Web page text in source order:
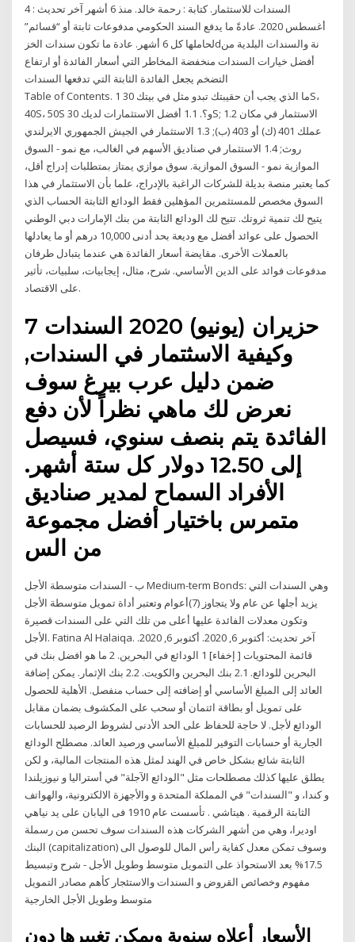
السندات للاستثمار. كتابة : رحمة خالد. منذ 6 أشهر آخر تحديث : 4
أغسطس 2020. عادةً ما يدفع السند الحكومي مدفوعات ثابتة أو “قسائم”
لحاملها كل 6 أشهر. عادة ما تكون سندات الخزdنة والسندات البلدية من
أفضل خيارات السندات منخفضة المخاطر التي أسعار الفائدة أو ارتفاع
التضخم يجعل الفائدة الثابتة التي تدفعها السندات
Table of Contents. 1 ما الذي يجب أن حقيبتك تبدو مثل في بيتك 30S،
40S، 50S و؟. 1.1 أفضل الاستثمارات لديك 30S; 1.2 الاستثمار في مكان
عملك 401 (ك) أو 403 (ب); 1.3 الاستثمار في الجيش الجمهوري الايرلندي
روث; 1.4 الاستثمار في صناديق الأسهم في الغالب، مع نمو - السوق
الموازية نمو - السوق الموازية. سوق موازي يمتاز بمتطلبات إدراج أقل،
كما يعتبر منصة بديلة للشركات الراغبة بالإدراج، علما بأن الاستثمار في هذا
السوق مخصص للمستثمرين المؤهلين فقط الودائع الثابتة الحساب الذي
يتيح لك تنمية ثروتك. تتيح لك الودائع الثابتة من بنك الإمارات دبي الوطني
الحصول على عوائد أفضل مع وديعة بحد أدنى 10,000 درهم أو ما يعادلها
بالعملات الأخرى. مقايضة أسعار الفائدة هي عندما يتبادل طرفان
مدفوعات فوائد على الدين الأساسي. شرح، مثال، إيجابيات، سلبيات، تأثير
على الاقتصاد.
7 حزيران (يونيو) 2020 السندات
وكيفية الاسثتمار في السندات,
ضمن دليل عرب بيرغ سوف
نعرض لك ماهي نظراً لأن دفع
الفائدة يتم بنصف سنوي، فسيصل
إلى 12.50 دولار كل ستة أشهر.
الأفراد السماح لمدير صناديق
متمرس باختيار أفضل مجموعة
من الس
ب - السندات متوسطة الأجل Medium-term Bonds: وهي السندات التي
يزيد أجلها عن عام ولا يتجاوز (7)أعوام وتعتبر أداة تمويل متوسطة الأجل
وتكون معدلات الفائدة عليها أعلى من تلك التي على السندات قصيرة
الأجل. Fatina Al Halaiqa. آخر تحديث: أكتوبر 6, 2020. أكتوبر 6, 2020.
قائمة المحتويات [ إخفاء] 1 الودائع في البحرين. 2 ما هو افضل بنك في
البحرين للودائع. 2.1 بنك البحرين والكويت. 2.2 بنك الإثمار. يمكن إضافة
العائد إلى المبلغ الأساسي أو إضافته إلى حساب منفصل. الأهلية للحصول
على تمويل أو بطاقة ائتمان أو سحب على المكشوف بضمان مقابل
الودائع لأجل. لا حاجة للحفاظ على الحد الأدنى لشروط الرصيد للحسابات
الجارية أو حسابات التوفير للمبلغ الأساسي ورصيد العائد. مصطلح الودائع
الثابتة شائع بشكل خاص في الهند لمثل هذه المنتجات المالية، و لكن
يطلق عليها كذلك مصطلحات مثل "الودائع الآجلة" في أستراليا و نيوزيلندا
و كندا، و "السندات" في المملكة المتحدة و والأجهزة الالكترونية، والهواتف
الثابتة الرقمية . هيتاشي . تأسست عام 1910 فى اليابان على يد نياهي
اوديرا، وهي من أشهر الشركات هذه السندات سوف تحسن من رسملة
البنك (capitalization) وسوف تمكن معدل كفاية رأس المال للوصول الى
17.5% بعد الاستحواذ على التمويل متوسط وطويل الأجل - شرح وتبسيط
مفهوم وخصائص القروض و السندات والاستئجار كأهم مصادر التمويل
متوسط وطويل الأجل الخارجية
الأسعار أعلاه سنوية ويمكن تغييرها دون